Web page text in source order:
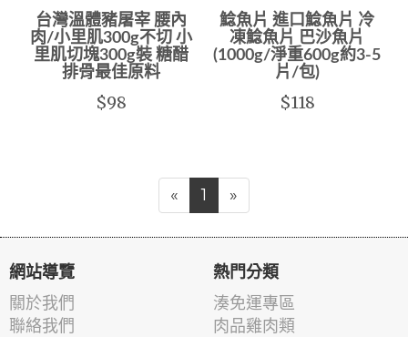
台灣溫體豬屠宰 腰內
肉/小里肌300g不切 小
里肌切塊300g裝 糖醋
排骨最佳原料
$98
鯰魚片 進口鯰魚片 冷
凍鯰魚片 巴沙魚片
(1000g/淨重600g約3-5
片/包)
$118
« 1 »
網站導覽
關於我們
聯絡我們
熱門分類
湊免運專區
肉品雞肉類